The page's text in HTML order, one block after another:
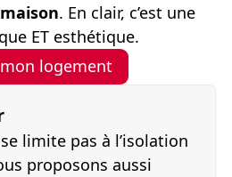
. En clair, c’est une
ET esthétique.
logement
limite pas à l’isolation
proposons aussi